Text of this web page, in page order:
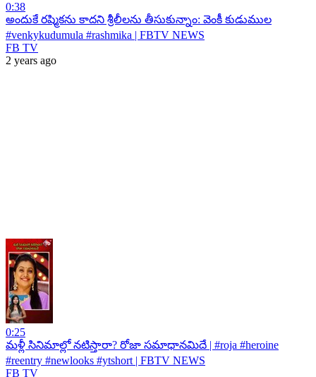
0:38
అందుకే రష్మికను కాదని శ్రీలీలను తీసుకున్నాం: వెంకీ కుడుముల
#venkykudumula #rashmika | FBTV NEWS
FB TV
2 years ago
0:25
మళ్లీ సినిమాల్లో నటిస్తారా? రోజా సమాధానమిదే | #roja #heroine
#reentry #newlooks #ytshort | FBTV NEWS
FB TV